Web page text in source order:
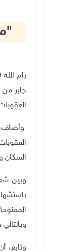
جابر من
السكان
وبين